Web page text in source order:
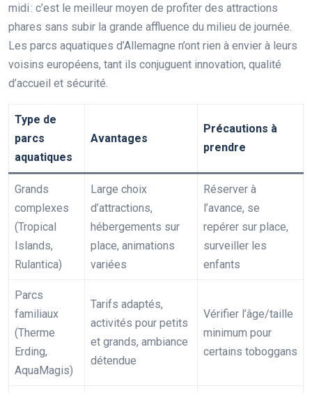
midi : c’est le meilleur moyen de profiter des attractions
phares sans subir la grande affluence du milieu de journée.
Les parcs aquatiques d’Allemagne n’ont rien à envier à leurs
voisins européens, tant ils conjuguent innovation, qualité
d’accueil et sécurité.
Type de
parcs
aquatiques
Avantages
Précautions à
prendre
Grands
complexes
(Tropical
Islands,
Rulantica)
Large choix
d’attractions,
hébergements sur
place, animations
variées
Réserver à
l’avance, se
repérer sur place,
surveiller les
enfants
Parcs
familiaux
(Therme
Erding,
AquaMagis)
Tarifs adaptés,
activités pour petits
et grands, ambiance
détendue
Vérifier l’âge/taille
minimum pour
certains toboggans